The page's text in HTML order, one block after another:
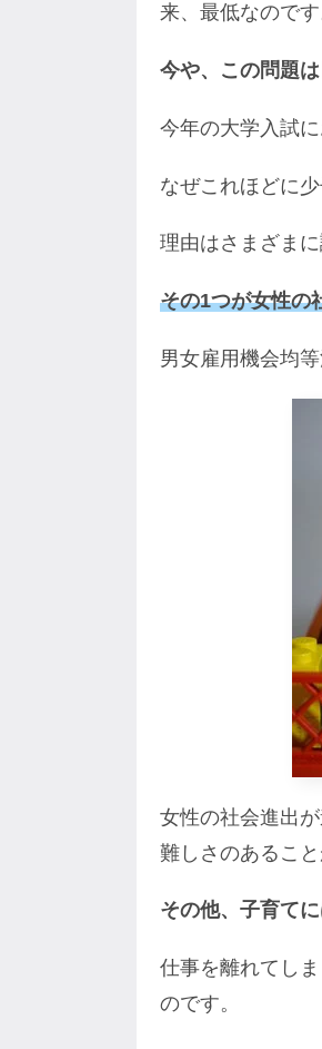
来、最低なのです
今や、この問題
今年の大学入試
なぜこれほどに
理由はさまざまに
その1つが女性の
男女雇用機会均
女性の社会進出
難しさのあること
その他、子育て
仕事を離れてし
のです。